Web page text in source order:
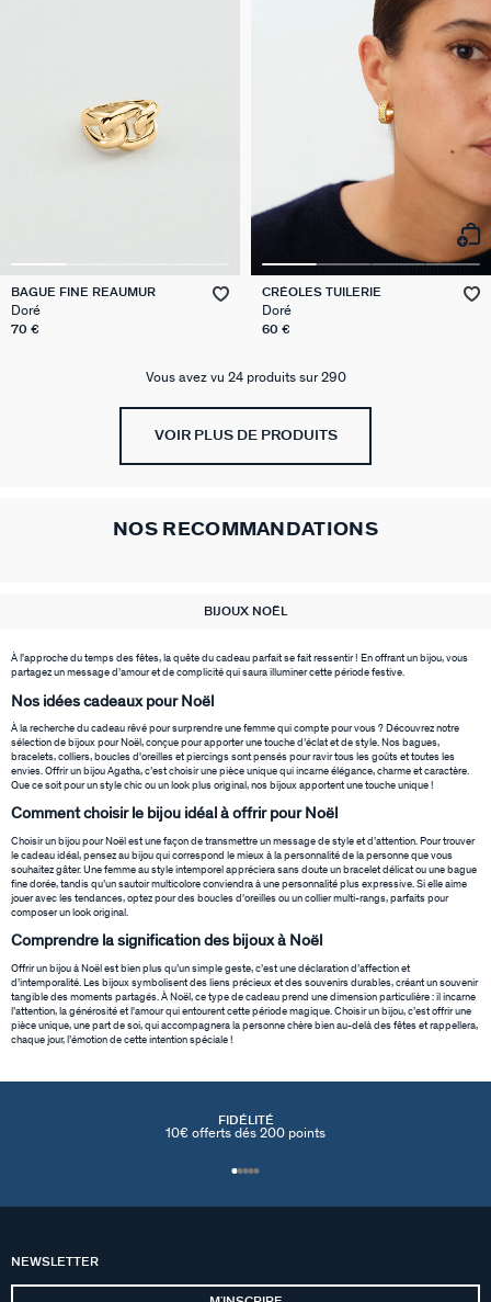
BAGUE FINE REAUMUR
Doré
70 €
CRÉOLES TUILERIE
Doré
60 €
Vous avez vu 24 produits sur 290
VOIR PLUS DE PRODUITS
NOS RECOMMANDATIONS
BIJOUX NOËL
À l'approche du temps des fêtes, la quête du cadeau parfait se fait ressentir ! En offrant un bijou, vous
partagez un message d’amour et de complicité qui saura illuminer cette période festive.
Nos idées cadeaux pour Noël
À la recherche du cadeau rêvé pour surprendre une femme qui compte pour vous ? Découvrez notre
sélection de bijoux pour Noël, conçue pour apporter une touche d’éclat et de style. Nos bagues,
bracelets, colliers, boucles d'oreilles et piercings sont pensés pour ravir tous les goûts et toutes les
envies. Offrir un bijou Agatha, c’est choisir une pièce unique qui incarne élégance, charme et caractère.
Que ce soit pour un style chic ou un look plus original, nos bijoux apportent une touche unique !
Comment choisir le bijou idéal à offrir pour Noël
Choisir un bijou pour Noël est une façon de transmettre un message de style et d’attention. Pour trouver
le cadeau idéal, pensez au bijou qui correspond le mieux à la personnalité de la personne que vous
souhaitez gâter. Une femme au style intemporel appréciera sans doute un bracelet délicat ou une bague
fine dorée, tandis qu’un sautoir multicolore conviendra à une personnalité plus expressive. Si elle aime
jouer avec les tendances, optez pour des boucles d'oreilles ou un collier multi-rangs, parfaits pour
composer un look original.
Comprendre la signification des bijoux à Noël
Offrir un bijou à Noël est bien plus qu’un simple geste, c’est une déclaration d’affection et
d’intemporalité. Les bijoux symbolisent des liens précieux et des souvenirs durables, créant un souvenir
tangible des moments partagés. À Noël, ce type de cadeau prend une dimension particulière : il incarne
l’attention, la générosité et l'amour qui entourent cette période magique. Choisir un bijou, c’est offrir une
pièce unique, une part de soi, qui accompagnera la personne chère bien au-delà des fêtes et rappellera,
chaque jour, l’émotion de cette intention spéciale !
FIDÉLITÉ
10€ offerts dés 200 points
NEWSLETTER